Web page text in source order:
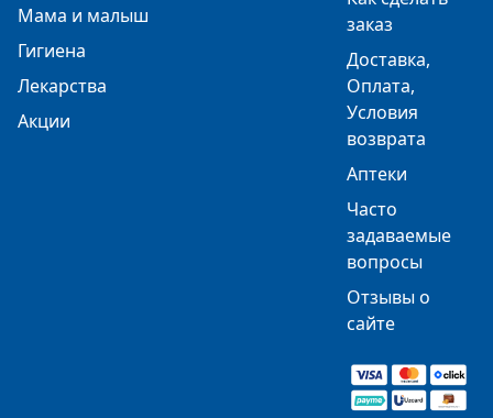
Мама и малыш
Гигиена
Лекарства
Акции
заказ
Доставка,
Оплата,
Условия
возврата
Аптеки
Часто
задаваемые
вопросы
Отзывы о
сайте